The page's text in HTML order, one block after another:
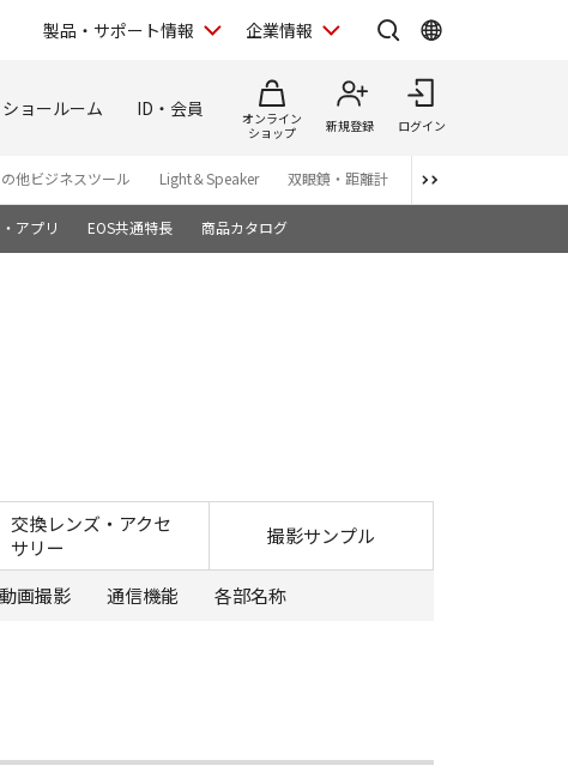
製品・サポート情報 企業情報
ショールーム ID・会員
オンライン
ショップ
新規登録 ログイン
他ビジネスツール Light＆Speaker 双眼鏡・距離計 写真集
アプリ EOS共通特長 商品カタログ
交換レンズ・アクセ
サリー
撮影サンプル
動画撮影 通信機能 各部名称